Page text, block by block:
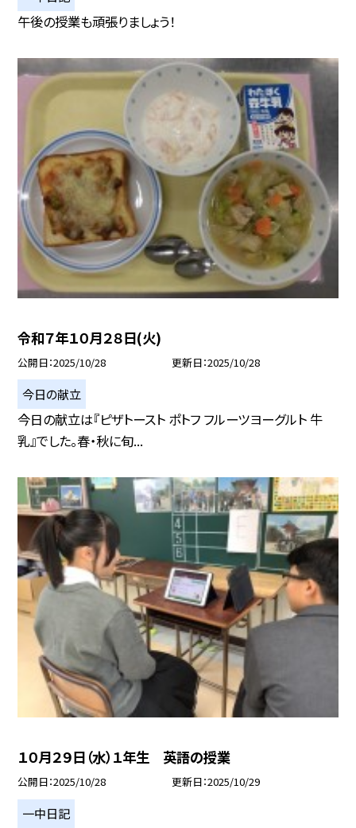
午後の授業も頑張りましょう！
令和７年１０月２８日(火)
公開日 2025/10/28 更新日 2025/10/28
今日の献立
今日の献立は『ピザトースト ポトフ フルーツヨーグルト 牛
乳』でした。春・秋に旬...
１０月２９日（水）１年生 英語の授業
公開日 2025/10/28 更新日 2025/10/29
一中日記